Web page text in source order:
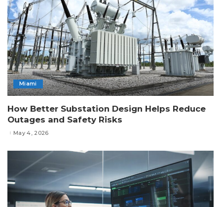
Miami
How Better Substation Design Helps Reduce
Outages and Safety Risks
May 4, 2026